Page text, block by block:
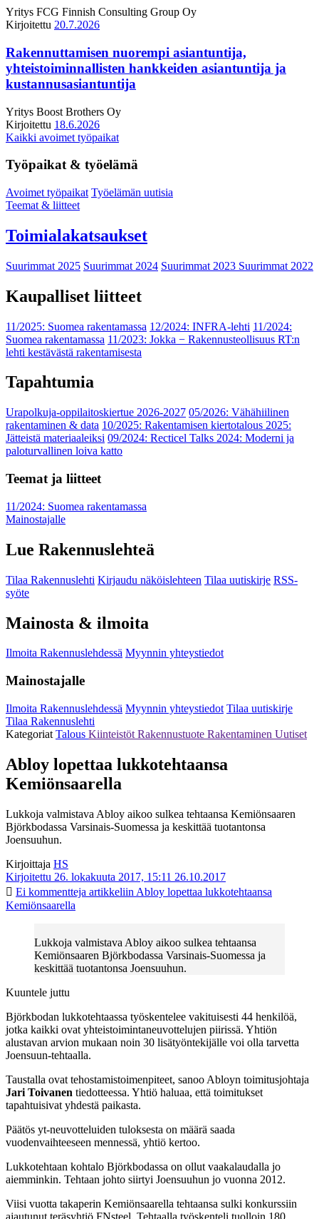
Yritys FCG Finnish Consulting Group Oy
Kirjoitettu 20.7.2026
Rakennuttamisen nuorempi asiantuntija,
yhteistoiminnallisten hankkeiden asiantuntija ja
kustannusasiantuntija
Yritys Boost Brothers Oy
Kirjoitettu 18.6.2026
Kaikki avoimet työpaikat
Työpaikat & työelämä
Avoimet työpaikat Työelämän uutisia
Teemat & liitteet
Toimialakatsaukset
Suurimmat 2025 Suurimmat 2024 Suurimmat 2023 Suurimmat 2022
Kaupalliset liitteet
11/2025: Suomea rakentamassa 12/2024: INFRA-lehti 11/2024:
Suomea rakentamassa 11/2023: Jokka − Rakennusteollisuus RT:n
lehti kestävästä rakentamisesta
Tapahtumia
Urapolkuja-oppilaitoskiertue 2026-2027 05/2026: Vähähiilinen
rakentaminen & data 10/2025: Rakentamisen kiertotalous 2025:
Jätteistä materiaaleiksi 09/2024: Recticel Talks 2024: Moderni ja
paloturvallinen loiva katto
Teemat ja liitteet
11/2024: Suomea rakentamassa
Mainostajalle
Lue Rakennuslehteä
Tilaa Rakennuslehti Kirjaudu näköislehteen Tilaa uutiskirje RSS-
syöte
Mainosta & ilmoita
Ilmoita Rakennuslehdessä Myynnin yhteystiedot
Mainostajalle
Ilmoita Rakennuslehdessä Myynnin yhteystiedot Tilaa uutiskirje
Tilaa Rakennuslehti
Kategoriat Talous Kiinteistöt Rakennustuote Rakentaminen Uutiset
Abloy lopettaa lukkotehtaansa
Kemiönsaarella
Lukkoja valmistava Abloy aikoo sulkea tehtaansa Kemiönsaaren
Björkbodassa Varsinais-Suomessa ja keskittää tuotantonsa
Joensuuhun.
Kirjoittaja HS
Kirjoitettu 26. lokakuuta 2017, 15:11 26.10.2017
Ei kommentteja artikkeliin Abloy lopettaa lukkotehtaansa
Kemiönsaarella
Lukkoja valmistava Abloy aikoo sulkea tehtaansa
Kemiönsaaren Björkbodassa Varsinais-Suomessa ja
keskittää tuotantonsa Joensuuhun.
Kuuntele juttu
Björkbodan lukkotehtaassa työskentelee vakituisesti 44 henkilöä,
jotka kaikki ovat yhteistoimintaneuvottelujen piirissä. Yhtiön
alustavan arvion mukaan noin 30 lisätyöntekijälle voi olla tarvetta
Joensuun-tehtaalla.
Taustalla ovat tehostamistoimenpiteet, sanoo Abloyn toimitusjohtaja
Jari Toivanen tiedotteessa. Yhtiö haluaa, että toimitukset
tapahtuisivat yhdestä paikasta.
Päätös yt-neuvotteluiden tuloksesta on määrä saada
vuodenvaihteeseen mennessä, yhtiö kertoo.
Lukkotehtaan kohtalo Björkbodassa on ollut vaakalaudalla jo
aiemminkin. Tehtaan johto siirtyi Joensuuhun jo vuonna 2012.
Viisi vuotta takaperin Kemiönsaarella tehtaansa sulki konkurssiin
ajautunut teräsyhtiö FNsteel. Tehtaalla työskenteli tuolloin 180